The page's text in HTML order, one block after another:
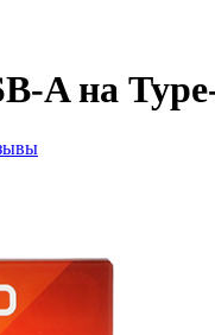
A на